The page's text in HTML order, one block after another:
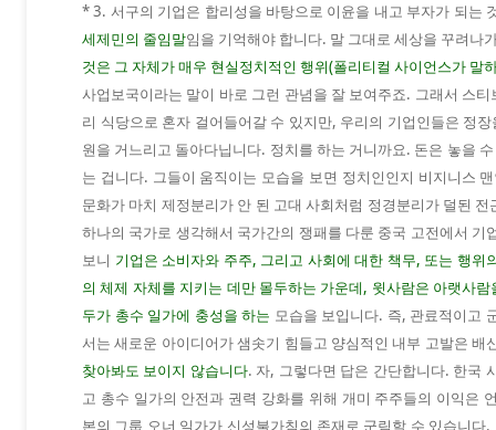
* 3. 서구의 기업은 합리성을 바탕으로 이윤을 내고 부자가 되는
세제민의 줄임말임을 기억해야 합니다. 말 그대로 세상을 꾸려나
것은 그 자체가 매우 현실정치적인 행위(폴리티컬 사이언스가 말
사업보국이라는 말이 바로 그런 관념을 잘 보여주죠. 그래서 스
리 식당으로 혼자 걸어들어갈 수 있지만, 우리의 기업인들은 정
원을 거느리고 돌아다닙니다. 정치를 하는 거니까요. 돈은 놓을
는 겁니다. 그들이 움직이는 모습을 보면 정치인인지 비지니스
문화가 마치 제정분리가 안 된 고대 사회처럼 정경분리가 덜된
하나의 국가로 생각해서 국가간의 쟁패를 다룬 중국 고전에서
보니 기업은 소비자와 주주, 그리고 사회에 대한 책무, 또는 행
의 체제 자체를 지키는 데만 몰두하는 가운데, 윗사람은 아랫사
두가 총수 일가에 충성을 하는 모습을 보입니다. 즉, 관료적이고
서는 새로운 아이디어가 샘솟기 힘들고 양심적인 내부 고발은
찾아봐도 보이지 않습니다. 자, 그렇다면 답은 간단합니다. 한국
고 총수 일가의 안전과 권력 강화를 위해 개미 주주들의 이익은
본의 그룹 오너 일가가 신성불가침의 존재로 군림할 수 있습니